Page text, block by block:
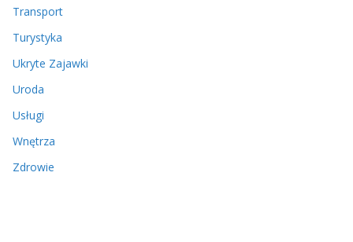
Transport
Turystyka
Ukryte Zajawki
Uroda
Usługi
Wnętrza
Zdrowie